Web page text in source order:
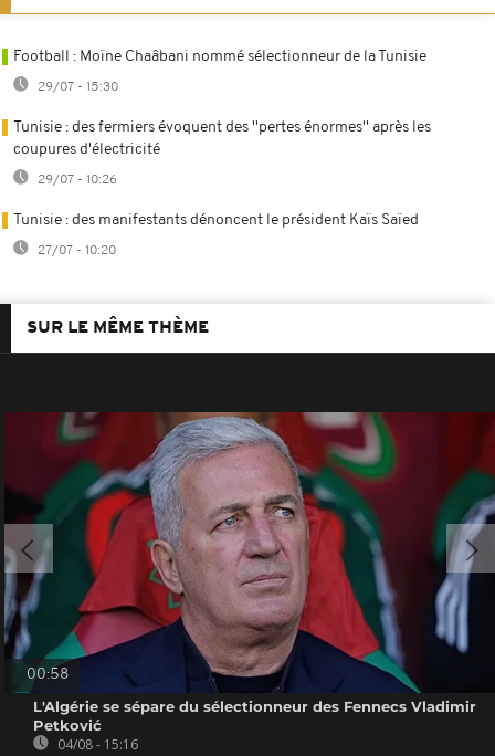
Football : Moïne Chaâbani nommé sélectionneur de la Tunisie
29/07 - 15:30
Tunisie : des fermiers évoquent des ''pertes énormes'' après les
coupures d'électricité
29/07 - 10:26
Tunisie : des manifestants dénoncent le président Kaïs Saïed
27/07 - 10:20
SUR LE MÊME THÈME
00:58
L'Algérie se sépare du sélectionneur des Fennecs Vladimir
Petković
04/08 - 15:16